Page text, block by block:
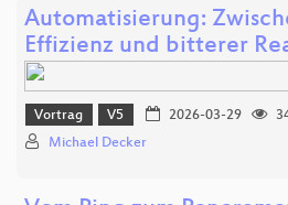
Automatisierung:
Effizienz und bitterer
Vortrag V5 2026-03-29
Michael Decker